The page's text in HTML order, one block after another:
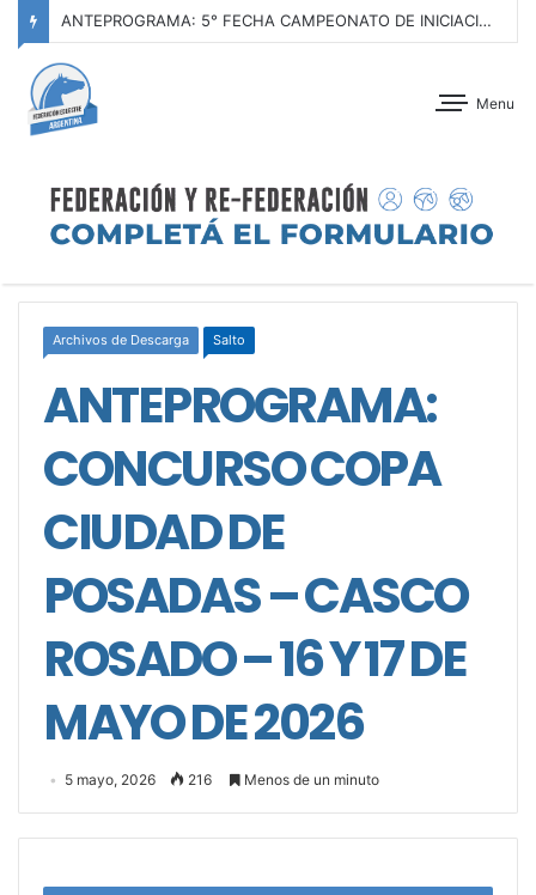
ANTEPROGRAMA: 5° FECHA CAMPEONATO DE INICIACIÓN A LA ACTIVIDAD ECUESTRE ZONA METROPOLITANA SUR – CLUB HÍPICO LA PLATA – 23 DE AGOSTO 2026
Menu
Archivos de Descarga Salto
ANTEPROGRAMA:
CONCURSO COPA
CIUDAD DE
POSADAS – CASCO
ROSADO – 16 Y 17 DE
MAYO DE 2026
5 mayo, 2026 216 Menos de un minuto